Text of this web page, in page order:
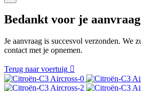
Bedankt voor je aanvraag
Je aanvraag is succesvol verzonden. We
contact met je opnemen.
Terug naar voertuig